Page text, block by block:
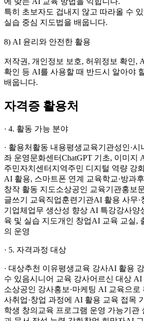
특히 초보자도 겁내지 않고 따라올 수
실습 중심 지도법을 배웁니다.
8) AI 윤리와 안전한 활용
저작권, 개인정보 보호, 허위정보 확인,
확인 등 AI를 사용할 때 반드시 알아야
배웁니다.
자격증 활용처
· 4. 활동 가능 분야
· 활용처활동 내용평생교육기관성인·
좌 운영문화센터ChatGPT 기초, 이미지
주민자치센터지역주민 디지털 역량 강
AI 활용, 스마트폰 연계 교육학교·방과
창작 활동 지도소상공인 교육기관홍보
글쓰기 교육직업훈련기관AI 활용 사무·
기업체업무 생산성 향상 AI 특강강사양
육 및 실습 지도개인 창업AI 교육 교실,
의 운영
· 5. 자격과정 대상
· 대상추천 이유평생교육 강사AI 활용
수 있음시니어 교육 강사어르신 대상
소상공인 강사홍보·마케팅 AI 교육으
사취업·창업 과정에 AI 활용 교육 접목
학생 창의교육 프로그램 운영 가능기관